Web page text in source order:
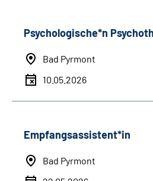
Psychologische*n
Bad Pyrmont
10.05.2026
Empfangsassistent*in
Bad Pyrmont